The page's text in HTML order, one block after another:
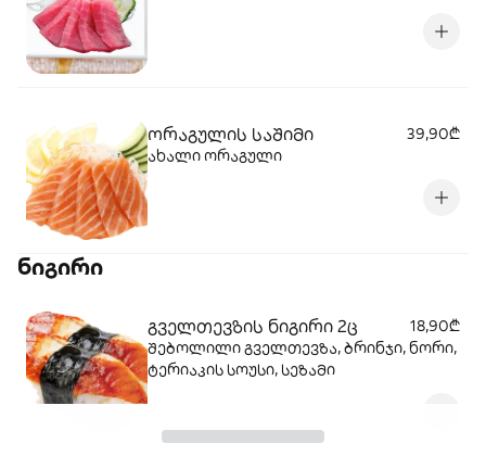
ორაგულის საშიმი
39,90₾
ახალი ორაგული
ნიგირი
გველთევზის ნიგირი 2ც
18,90₾
შებოლილი გველთევზა, ბრინჯი, ნორი,
ტერიაკის სოუსი, სეზამი